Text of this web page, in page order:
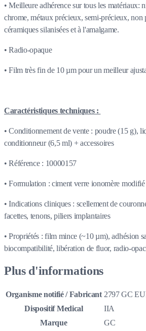
• Meilleure adhérence sur tous les matériaux:
chrome, métaux précieux, semi-précieux, non
céramiques silanisées et à l'amalgame.
• Radio-opaque
• Film très fin de 10 µm pour un meilleur
Caractéristiques techniques :
• Conditionnement de vente : poudre (15 g),
conditionneur (6,5 ml) + accessoires
• Référence : 10000157
• Formulation : ciment verre ionomère
• Indications cliniques : scellement de
facettes, tenons, piliers implantaires
• Propriétés : film mince (~10 µm), adhésion
biocompatibilité, libération de fluor, radio-
Plus d'informations
Organisme notifié / Fabricant 2797 GC
Dispositif Medical
IIA
Marque
GC